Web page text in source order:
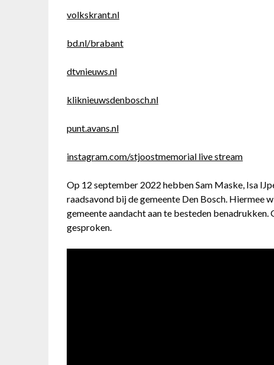
volkskrant.nl
bd.nl/brabant
dtvnieuws.nl
kliknieuwsdenbosch.nl
punt.avans.nl
instagram.com/stjoostmemorial live stream
Op 12 september 2022 hebben Sam Maske, Isa
raadsavond bij de gemeente Den Bosch. Hiermee
gemeente aandacht aan te besteden
gesproken.